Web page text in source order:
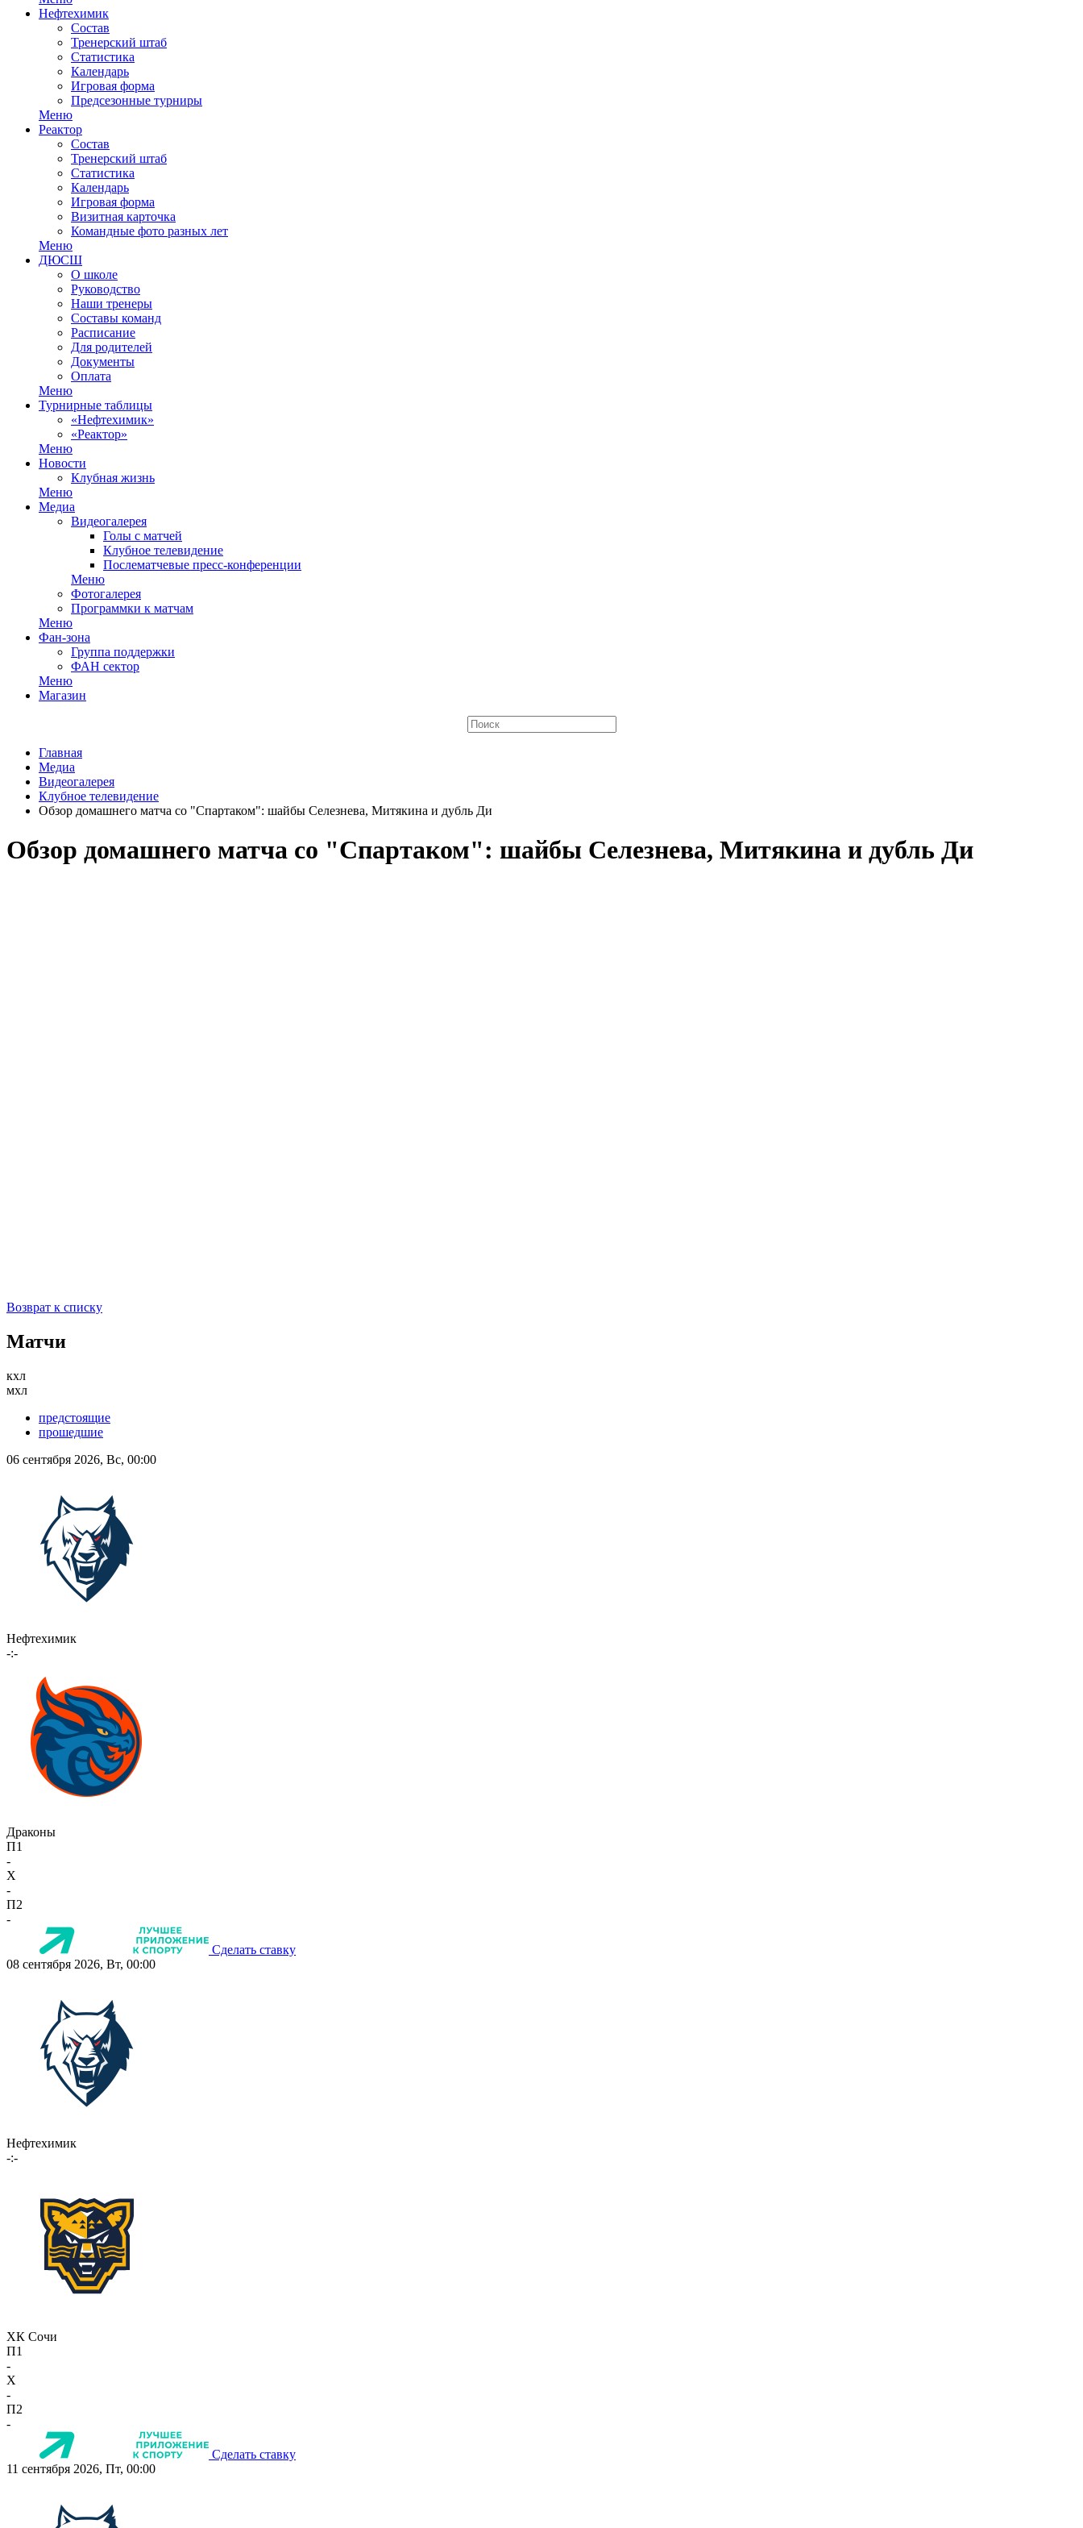
Нефтехимик
Состав
Тренерский штаб
Статистика
Календарь
Игровая форма
Предсезонные турниры
Меню
Реактор
Состав
Тренерский штаб
Статистика
Календарь
Игровая форма
Визитная карточка
Командные фото разных лет
Меню
ДЮСШ
О школе
Руководство
Наши тренеры
Составы команд
Расписание
Для родителей
Документы
Оплата
Меню
Турнирные таблицы
«Нефтехимик»
«Реактор»
Меню
Новости
Клубная жизнь
Меню
Медиа
Видеогалерея
Голы с матчей
Клубное телевидение
Послематчевые пресс-конференции
Меню
Фотогалерея
Программки к матчам
Меню
Фан-зона
Группа поддержки
ФАН сектор
Меню
Магазин
Главная
Медиа
Видеогалерея
Клубное телевидение
Обзор домашнего матча со "Спартаком": шайбы Селезнева, Митякина и дубль Ди
Обзор домашнего матча со "Спартаком": шайбы Селезнева, Митякина и дубль Ди
Возврат к списку
Матчи
кхл
мхл
предстоящие
прошедшие
06 сентября 2026, Вс, 00:00
Нефтехимик
-:-
Драконы
П1
-
X
-
П2
-
Сделать ставку
08 сентября 2026, Вт, 00:00
Нефтехимик
-:-
ХК Сочи
П1
-
X
-
П2
-
Сделать ставку
11 сентября 2026, Пт, 00:00